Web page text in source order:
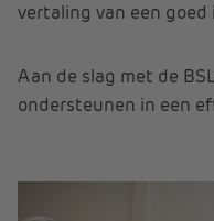
vertaling van een
Aan de slag met de
ondersteunen in een